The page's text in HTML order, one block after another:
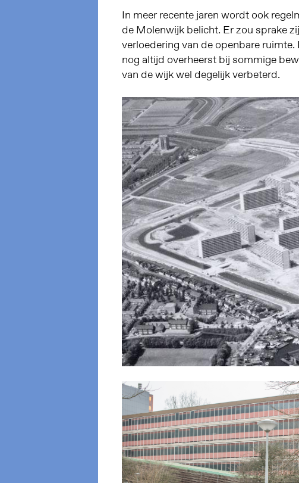
In meer recente jaren wordt ook
de Molenwijk belicht. Er zou sprake
verloedering van de openbare
nog altijd overheerst bij sommige
van de wijk wel degelijk verbeterd.